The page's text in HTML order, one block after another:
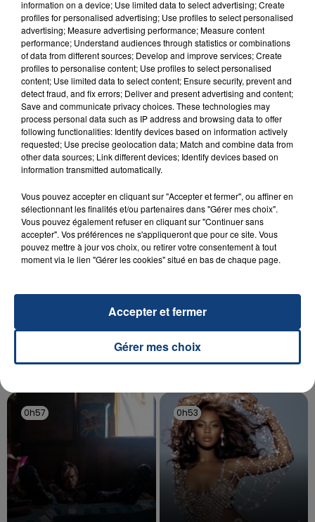
23 juillet 2026
INCENDIE MORTEL À LENS : UNE FEMME ET
SON BÉBÉ ENTRE LA VIE ET LA...
Un homme s'est immolé par le feu après avoir
aspergé sa compagne et leur bébé de trois mois
UNE ADOLESCENTE DEVANT SE FAIRE
OPÉRER DE LA CHEVILLE RESSORT DE LA...
reconnu sa responsabilité et présenté ses
excuses.
TITRES DIFFUSÉS
0h57
0h57 0h53
0h53
information on a device; Use limited data to select advertising; Create
profiles for personalised advertising; Use profiles to select personalised
advertising; Measure advertising performance; Measure content
performance; Understand audiences through statistics or combinations
of data from different sources; Develop and improve services; Create
profiles to personalise content; Use profiles to select personalised
content; Use limited data to select content; Ensure security, prevent and
detect fraud, and fix errors; Deliver and present advertising and content;
Save and communicate privacy choices. These technologies may
process personal data such as IP address and browsing data to offer
following functionalities: Identify devices based on information actively
requested; Use precise geolocation data; Match and combine data from
other data sources; Link different devices; Identify devices based on
information transmitted automatically.
Vous pouvez accepter en cliquant sur "Accepter et fermer", ou affiner en
sélectionnant les finalités et/ou partenaires dans "Gérer mes choix".
Vous pouvez également refuser en cliquant sur "Continuer sans
accepter". Vos préférences ne s'appliqueront que pour ce site. Vous
pouvez mettre à jour vos choix, ou retirer votre consentement à tout
moment via le lien "Gérer les cookies" situé en bas de chaque page.
Gérer mes choix
Accepter et fermer